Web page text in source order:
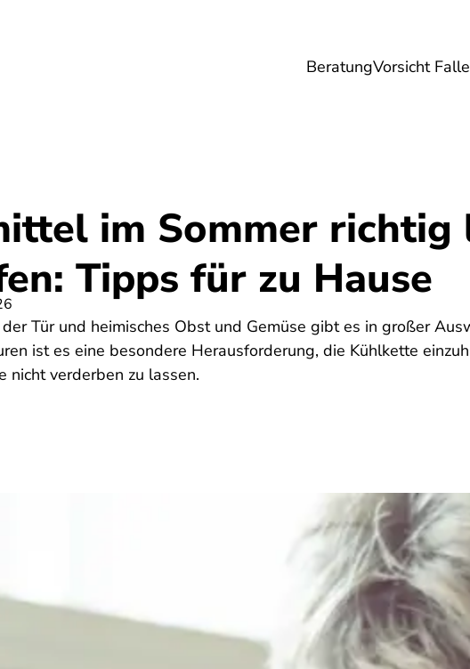
BeratungVorsicht Falle
Ernährung Reise
im Sommer richtig
Tipps für zu Hause
Tür und heimisches Obst und Gemüse gibt es in großer
ist es eine besondere Herausforderung, die Kühlkette
nicht verderben zu lassen.